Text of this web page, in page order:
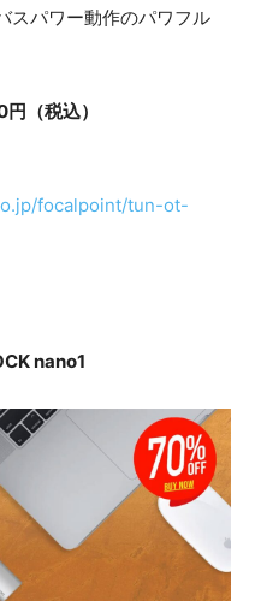
スパワー動作のパワフル
（税込）
focalpoint/tun-ot-
nano1